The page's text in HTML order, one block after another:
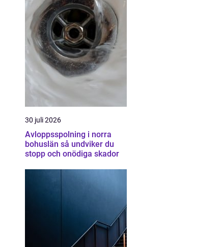
30 juli 2026
Avloppsspolning i norra
bohuslän så undviker du
stopp och onödiga skador